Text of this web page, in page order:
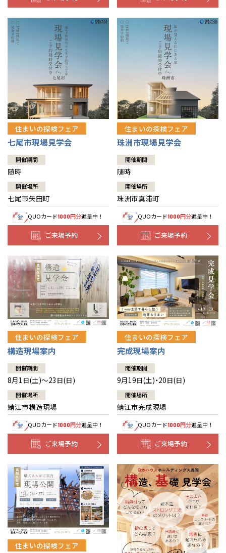
住まいの探検フェア
七尾市現場見学会
開催期間
随時
開催場所
七尾市矢田町
QUOカード1000円分進呈中！
ご来場予約
住まいの探検フェア
珠洲市現場見学会
開催期間
随時
開催場所
珠洲市真浦町
QUOカード1000円分進呈中！
ご来場予約
住まいの探検フェア
構造現場案内
開催期間
8月1日(土)～23日(日)
開催場所
鯖江市構造現場
QUOカード1000円分進呈中！
ご来場予約
住まいの探検フェア
完成現場案内
開催期間
9月19日(土)・20日(日)
開催場所
鯖江市完成現場
QUOカード1000円分進呈中！
ご来場予約
住まいの探検フェア